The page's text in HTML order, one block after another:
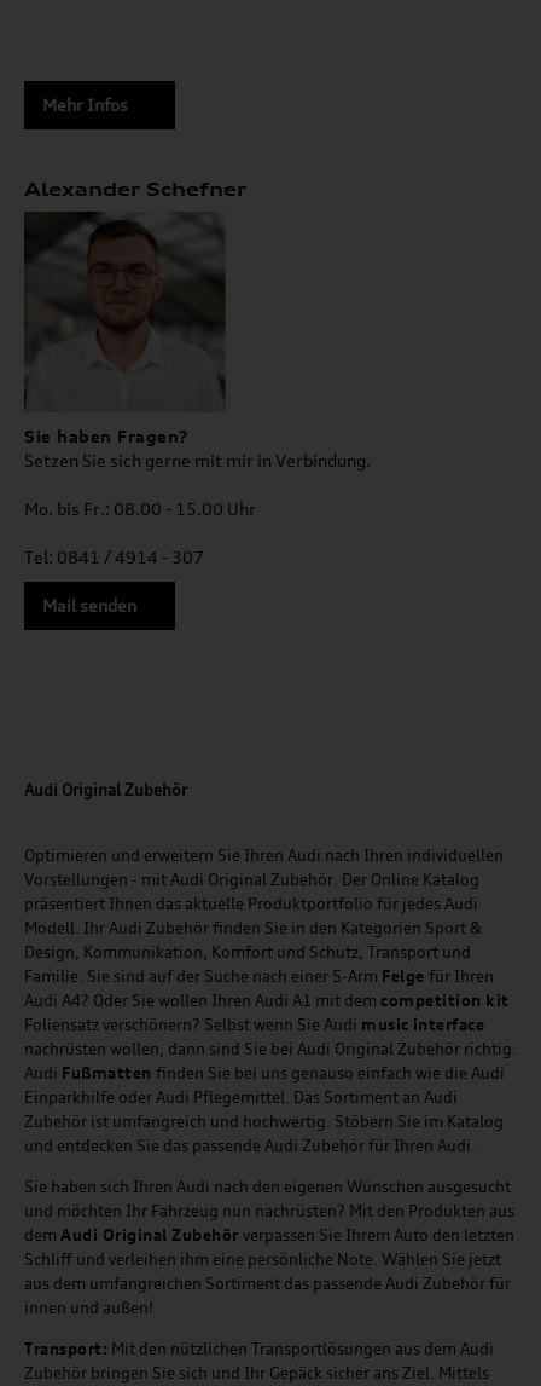
Mehr Infos
Alexander Schefner
Sie haben Fragen?
Setzen Sie sich gerne mit mir in Verbindung.
Mo. bis Fr.: 08.00 - 15.00 Uhr
Tel: 0841 / 4914 - 307
Mail senden
Audi Original Zubehör
Optimieren und erweitern Sie Ihren Audi nach Ihren individuellen
Vorstellungen - mit Audi Original Zubehör. Der Online Katalog
präsentiert Ihnen das aktuelle Produktportfolio für jedes Audi
Modell. Ihr Audi Zubehör finden Sie in den Kategorien Sport &
Design, Kommunikation, Komfort und Schutz, Transport und
Familie. Sie sind auf der Suche nach einer 5-Arm Felge für Ihren
Audi A4? Oder Sie wollen Ihren Audi A1 mit dem competition kit
Foliensatz verschönern? Selbst wenn Sie Audi music interface
nachrüsten wollen, dann sind Sie bei Audi Original Zubehör richtig.
Audi Fußmatten finden Sie bei uns genauso einfach wie die Audi
Einparkhilfe oder Audi Pflegemittel. Das Sortiment an Audi
Zubehör ist umfangreich und hochwertig. Stöbern Sie im Katalog
und entdecken Sie das passende Audi Zubehör für Ihren Audi.
Sie haben sich Ihren Audi nach den eigenen Wünschen ausgesucht
und möchten Ihr Fahrzeug nun nachrüsten? Mit den Produkten aus
dem Audi Original Zubehör verpassen Sie Ihrem Auto den letzten
Schliff und verleihen ihm eine persönliche Note. Wählen Sie jetzt
aus dem umfangreichen Sortiment das passende Audi Zubehör für
innen und außen!
Transport: Mit den nützlichen Transportlösungen aus dem Audi
Zubehör bringen Sie sich und Ihr Gepäck sicher ans Ziel. Mittels